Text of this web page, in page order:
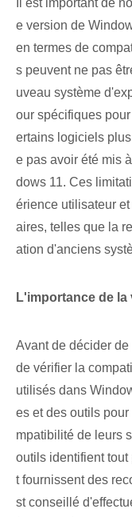
Il est important de
e version de
en termes de
s peuvent ne pas
uveau système
our spécifiques
ertains logiciels
e pas avoir été mis
dows 11. Ces
érience utilisateur
aires, telles que la
ation d'anciens
L'importance de
Avant de décider
de vérifier la
utilisés dans
es et des outils
mpatibilité de leurs
outils identifient
t fournissent des
st conseillé